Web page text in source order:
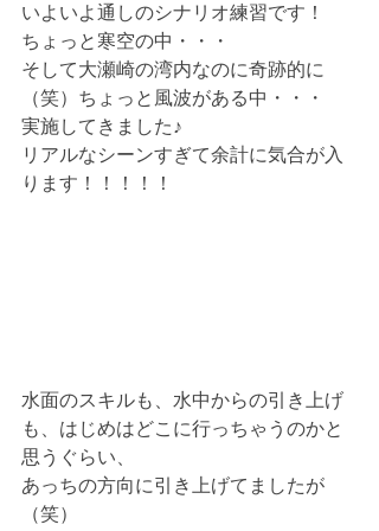
いよいよ通しのシナリオ練習です！
ちょっと寒空の中・・・
そして大瀬崎の湾内なのに奇跡的に
（笑）ちょっと風波がある中・・・
実施してきました♪
リアルなシーンすぎて余計に気合が入
ります！！！！！
水面のスキルも、水中からの引き上げ
も、はじめはどこに行っちゃうのかと
思うぐらい、
あっちの方向に引き上げてましたが
（笑）